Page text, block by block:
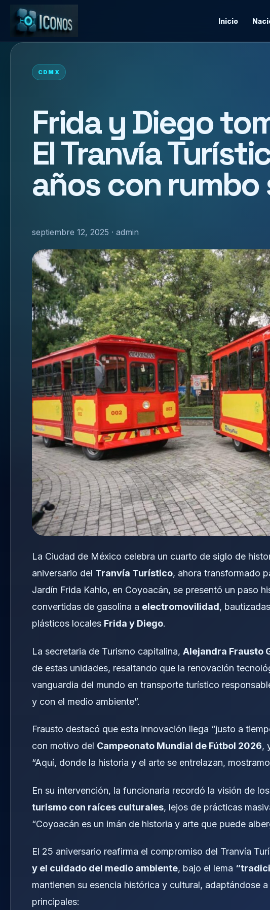
Inicio
CDMX
Frida y Diego
El Tranvía
años con
septiembre 12, 2025 · admin
La Ciudad de México celebra un cuarto de siglo de
aniversario del Tranvía Turístico, ahora transformado
Jardín Frida Kahlo, en Coyoacán, se presentó un paso
convertidas de gasolina a electromovilidad,
plásticos locales Frida y Diego.
La secretaria de Turismo capitalina, Alejandra Frausto
de estas unidades, resaltando que la renovación
vanguardia del mundo en transporte turístico
y con el medio ambiente”.
Frausto destacó que esta innovación llega “justo a
con motivo del Campeonato Mundial de Fútbol 2026,
“Aquí, donde la historia y el arte se entrelazan,
En su intervención, la funcionaria recordó la visión de
turismo con raíces culturales, lejos de prácticas
“Coyoacán es un imán de historia y arte que puede
El 25 aniversario reafirma el compromiso del Tranvía
y el cuidado del medio ambiente, bajo el lema
mantienen su esencia histórica y cultural, adaptándose
principales: